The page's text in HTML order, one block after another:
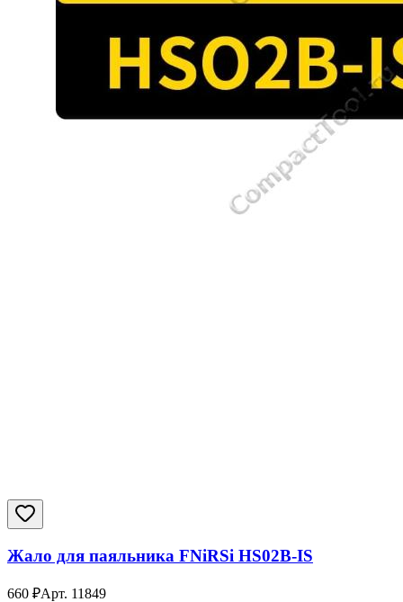
Жало для паяльника FNiRSi HS02B-IS
660 ₽Арт. 11849